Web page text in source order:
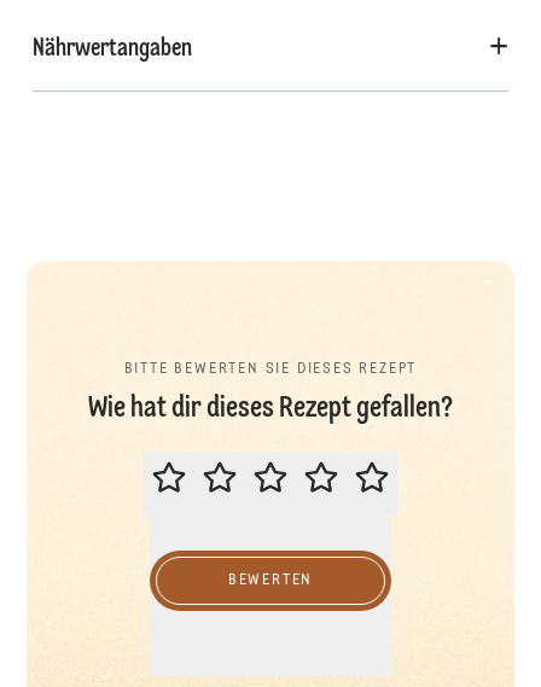
Nährwertangaben
BITTE BEWERTEN SIE DIESES REZEPT
Wie hat dir dieses Rezept gefallen?
BITTE BEWERTEN SIE DIESES
BEWERTEN